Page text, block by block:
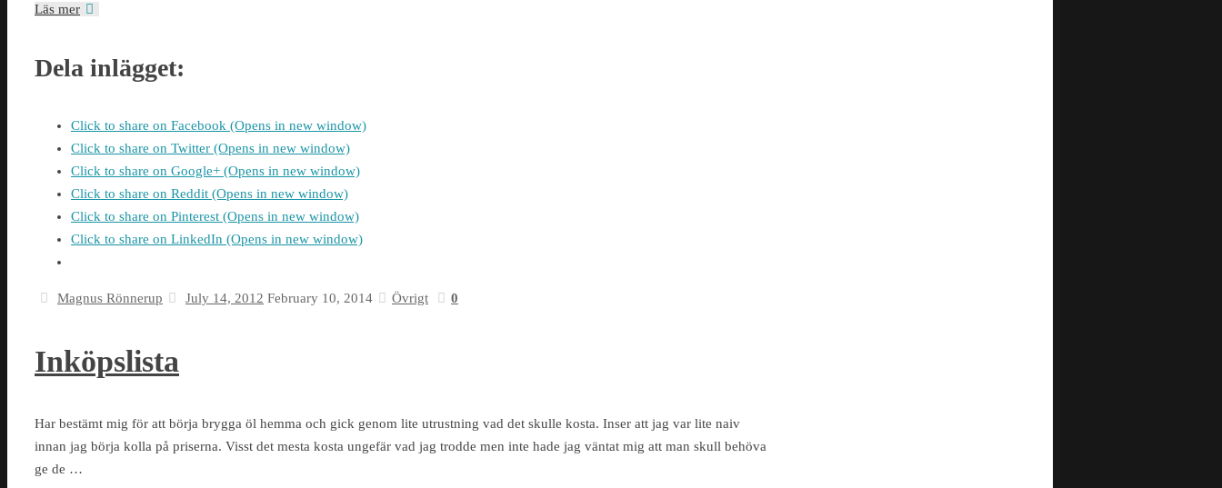
Läs mer
Dela inlägget:
Click to share on Facebook (Opens in new window)
Click to share on Twitter (Opens in new window)
Click to share on Google+ (Opens in new window)
Click to share on Reddit (Opens in new window)
Click to share on Pinterest (Opens in new window)
Click to share on LinkedIn (Opens in new window)
Magnus Rönnerup July 14, 2012 February 10, 2014 Övrigt 0
Inköpslista
Har bestämt mig för att börja brygga öl hemma och gick genom lite utrustning vad det skulle kosta. Inser att jag var lite naiv
innan jag börja kolla på priserna. Visst det mesta kosta ungefär vad jag trodde men inte hade jag väntat mig att man skull behöva
ge de …